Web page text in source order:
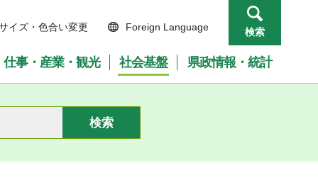
イズ・色合い変更 Foreign Language 検索
仕事・産業・観光 社会基盤 県政情報・統計